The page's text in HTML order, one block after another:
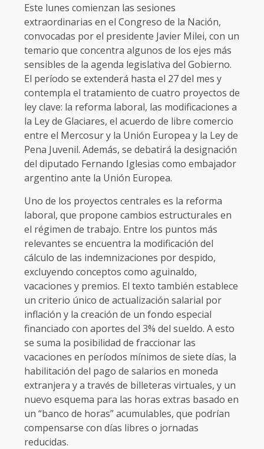
Este lunes comienzan las sesiones
extraordinarias en el Congreso de la Nación,
convocadas por el presidente Javier Milei, con un
temario que concentra algunos de los ejes más
sensibles de la agenda legislativa del Gobierno.
El período se extenderá hasta el 27 del mes y
contempla el tratamiento de cuatro proyectos de
ley clave: la reforma laboral, las modificaciones a
la Ley de Glaciares, el acuerdo de libre comercio
entre el Mercosur y la Unión Europea y la Ley de
Pena Juvenil. Además, se debatirá la designación
del diputado Fernando Iglesias como embajador
argentino ante la Unión Europea.
Uno de los proyectos centrales es la reforma
laboral, que propone cambios estructurales en
el régimen de trabajo. Entre los puntos más
relevantes se encuentra la modificación del
cálculo de las indemnizaciones por despido,
excluyendo conceptos como aguinaldo,
vacaciones y premios. El texto también establece
un criterio único de actualización salarial por
inflación y la creación de un fondo especial
financiado con aportes del 3% del sueldo. A esto
se suma la posibilidad de fraccionar las
vacaciones en períodos mínimos de siete días, la
habilitación del pago de salarios en moneda
extranjera y a través de billeteras virtuales, y un
nuevo esquema para las horas extras basado en
un “banco de horas” acumulables, que podrían
compensarse con días libres o jornadas
reducidas.